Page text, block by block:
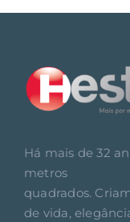
Há mais de 32
metros
quadrados.
de vida,